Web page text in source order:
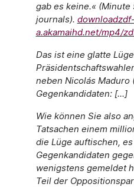
gab es keine.«
journals). downloadzdf-
a.akamaihd.net/mp4/
Das ist eine glatte
neben Nicolás Maduro
Gegenkandidaten: [...]
Wie können Sie also
Tatsachen einem
die Lüge auftischen,
Gegenkandidaten
wenigstens gemeldet
Teil der